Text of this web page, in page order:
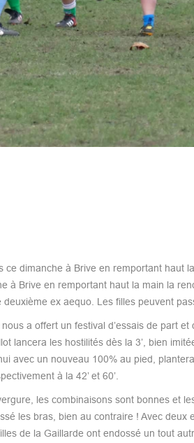
ce dimanche à Brive en remportant haut
à Brive en remportant haut la main la
ex aequo. Les filles peuvent
a offert un festival d’essais de part
lancera les hostilités dès la 3’, bien
avec un nouveau 100% au pied,
à la 42’ et 60’.
les combinaisons sont bonnes et
les bras, bien au contraire ! Avec deux
de la Gaillarde ont endossé un tout